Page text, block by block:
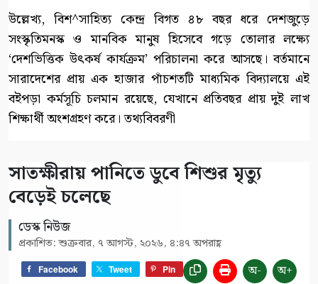
উল্লেখ্য, বিশ^সাহিত্য কেন্দ্র বিগত ৪৮ বছর ধরে দেশজুড়ে
সংস্কৃতিমনস্ক ও মানবিক মানুষ হিসেবে গড়ে তোলার লক্ষ্যে
‘দেশভিত্তিক উৎকর্ষ কার্যক্রম’ পরিচালনা করে আসছে। বর্তমানে
সারাদেশের প্রায় এক হাজার পাঁচশতটি মাধ্যমিক বিদ্যালয়ে এই
বইপড়া কর্মসূচি চলমান রয়েছে, যেখানে প্রতিবছর প্রায় দুই লাখ
শিক্ষার্থী অংশগ্রহণ করে। তথ্যবিবরণী
সাতক্ষীরায় পানিতে ডুবে শিশুর মৃত্যু
বেড়েই চলেছে
ডেস্ক নিউজ
প্রকাশিত: শুক্রবার, ৭ আগস্ট, ২০২৬, ৪:৪৭ অপরাহ্ণ
Facebook Tweet Pin অ- অ+